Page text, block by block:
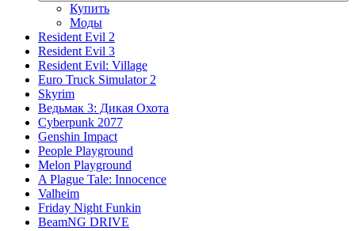
Купить
Моды
Resident Evil 2
Resident Evil 3
Resident Evil: Village
Euro Truck Simulator 2
Skyrim
Ведьмак 3: Дикая Охота
Cyberpunk 2077
Genshin Impact
People Playground
Melon Playground
A Plague Tale: Innocence
Valheim
Friday Night Funkin
BeamNG DRIVE